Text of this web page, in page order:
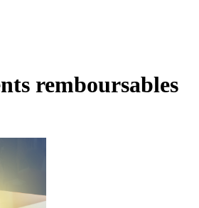
remboursables